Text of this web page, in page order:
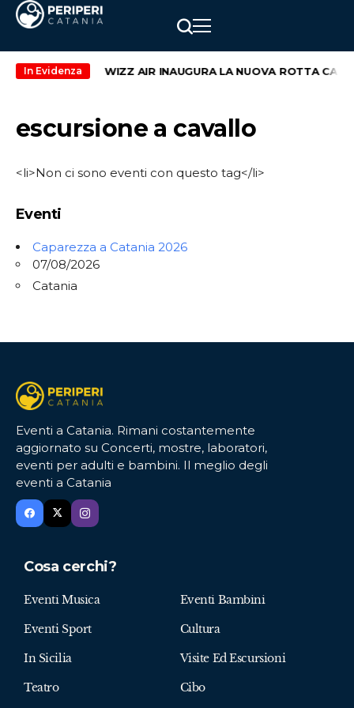
In Evidenza
di maggio WIZZ AIR INAUGURA LA NUOVA ROTTA
escursione a cavallo
<li>Non ci sono eventi con questo tag</li>
Eventi
Caparezza a Catania 2026
07/08/2026
Catania
Eventi a Catania. Rimani costantemente
aggiornato su Concerti, mostre, laboratori,
eventi per adulti e bambini. Il meglio degli
eventi a Catania
Cosa cerchi?
Eventi Musica Eventi Bambini
Eventi Sport Cultura
In Sicilia Visite Ed Escursioni
Teatro Cibo